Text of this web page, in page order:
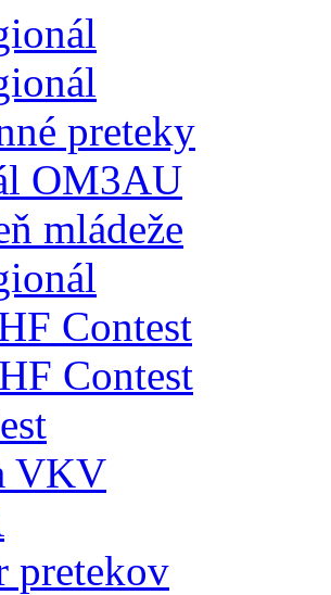
preteky
OM3AU
mládeže
Contest
Contest
VKV
pretekov